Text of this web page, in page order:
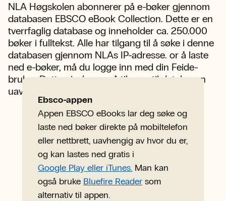
NLA Høgskolen abonnerer på e-bøker gjennom
databasen EBSCO eBook Collection. Dette er en
tverrfaglig database og inneholder ca. 250.000
bøker i fulltekst. Alle har tilgang til å søke i denne
databasen gjennom NLAs IP-adresse. or å laste
ned e-bøker, må du logge inn med din Feide-
bruker. Dette gir deg også tilgang til databasen
uavhengig av hvor du er.
Ebsco-appen
Appen EBSCO eBooks lar deg søke og
laste ned bøker direkte på mobiltelefon
eller nettbrett, uavhengig av hvor du er,
og kan lastes ned gratis i
Google Play eller iTunes. Man kan
også bruke Bluefire Reader som
alternativ til appen.